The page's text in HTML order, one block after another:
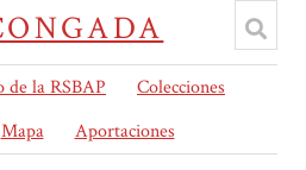
la RSBAP
Colecciones
Mapa Aportaciones